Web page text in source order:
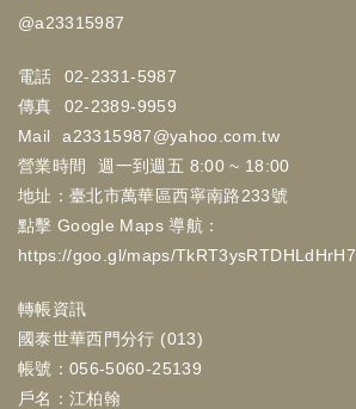
@a23315987
電話
02-2331-5987
傳真
02-2389-9959
Mail
a23315987@yahoo.com.tw
營業時間
週一到週五 8:00 ~ 18:00
地址：臺北市萬華區西寧南路233號
點擊 Google Maps 導航：
https://goo.gl/maps/TkRT3ysRTDHLdHrH7
轉帳資訊
國泰世華西門分行 (013)
帳號：056-5060-25139
戶名：江柏翰